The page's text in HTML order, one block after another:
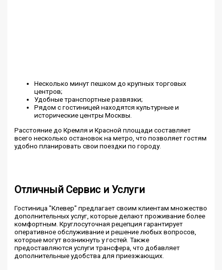
Несколько минут пешком до крупных торговых
центров;
Удобные транспортные развязки;
Рядом с гостиницей находятся культурные и
исторические центры Москвы.
Расстояние до Кремля и Красной площади составляет
всего несколько остановок на метро, что позволяет гостям
удобно планировать свои поездки по городу.
Отличный Сервис и Услуги
Гостиница "Клевер" предлагает своим клиентам множество
дополнительных услуг, которые делают проживание более
комфортным. Круглосуточная рецепция гарантирует
оперативное обслуживание и решение любых вопросов,
которые могут возникнуть у гостей. Также
предоставляются услуги трансфера, что добавляет
дополнительные удобства для приезжающих.